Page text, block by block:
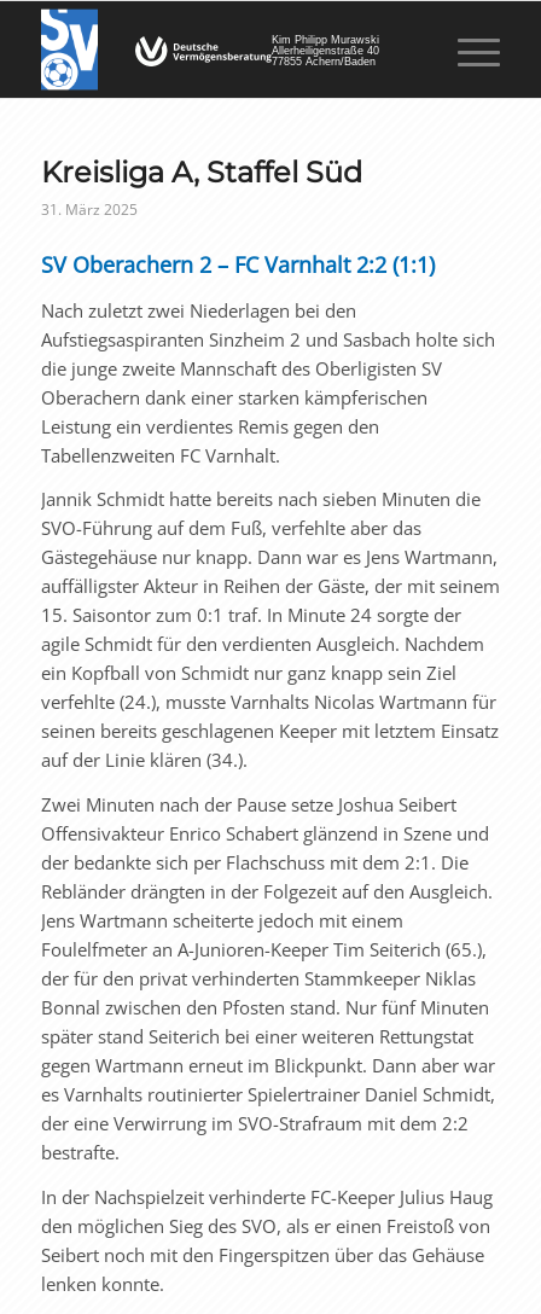
Kim Philipp Murawski
Allerheiligenstraße 40
77855 Achern/Baden
Kreisliga A, Staffel Süd
31. März 2025
SV Oberachern 2 – FC Varnhalt 2:2 (1:1)
Nach zuletzt zwei Niederlagen bei den
Aufstiegsaspiranten Sinzheim 2 und Sasbach holte sich
die junge zweite Mannschaft des Oberligisten SV
Oberachern dank einer starken kämpferischen
Leistung ein verdientes Remis gegen den
Tabellenzweiten FC Varnhalt.
Jannik Schmidt hatte bereits nach sieben Minuten die
SVO-Führung auf dem Fuß, verfehlte aber das
Gästegehäuse nur knapp. Dann war es Jens Wartmann,
auffälligster Akteur in Reihen der Gäste, der mit seinem
15. Saisontor zum 0:1 traf. In Minute 24 sorgte der
agile Schmidt für den verdienten Ausgleich. Nachdem
ein Kopfball von Schmidt nur ganz knapp sein Ziel
verfehlte (24.), musste Varnhalts Nicolas Wartmann für
seinen bereits geschlagenen Keeper mit letztem Einsatz
auf der Linie klären (34.).
Zwei Minuten nach der Pause setze Joshua Seibert
Offensivakteur Enrico Schabert glänzend in Szene und
der bedankte sich per Flachschuss mit dem 2:1. Die
Rebländer drängten in der Folgezeit auf den Ausgleich.
Jens Wartmann scheiterte jedoch mit einem
Foulelfmeter an A-Junioren-Keeper Tim Seiterich (65.),
der für den privat verhinderten Stammkeeper Niklas
Bonnal zwischen den Pfosten stand. Nur fünf Minuten
später stand Seiterich bei einer weiteren Rettungstat
gegen Wartmann erneut im Blickpunkt. Dann aber war
es Varnhalts routinierter Spielertrainer Daniel Schmidt,
der eine Verwirrung im SVO-Strafraum mit dem 2:2
bestrafte.
In der Nachspielzeit verhinderte FC-Keeper Julius Haug
den möglichen Sieg des SVO, als er einen Freistoß von
Seibert noch mit den Fingerspitzen über das Gehäuse
lenken konnte.